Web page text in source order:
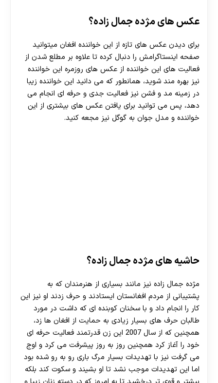
عکس های مژده جمال زاده؟
برای دیدن عکس های تازه از این خواننده افغان میتوانید
صفحه اینستاگرامش را دنبال کرده تا علاوه بر مطلع شدن از
فعالیت های این خواننده از عکس های روزمره این خواننده
نیز بهره مند شوید، همانطور که می دانید این خواننده زیبا
در زمینه مد و فشن نیز فعالیت جدی و حرفه ای انجام می
دهد، پس می توانید برای یافتن عکس های بیشتری از این
خواننده و مدل جوان به گوگل نیز مجعه کنید.
حاشیه های مژده جمال زاده؟
مژده جمال زاده نیز مانند بسیاری از هنرمندان که به
پشتیبانی از مردم افغانستان ایستادند و حرف زدند او نیز این
کار را انجام داد و با سخنان کوبنده ای که داشت در مورد
طالبان حرف های بسیار زیادی به حمایت از افغان ها زد،
همچنین که از سال 2007 این زن قدرتمند فعالیت حرفه ای
خود را آغاز کرد همچنین روز به روز پیشرفت می کرد و اوج
می گرفت نیز با تهدیدات بسیار مرگ باری رو به رو شده بود
اما این تهدیدات موجب نشد تا او بشیند و سکوت کند بلکه